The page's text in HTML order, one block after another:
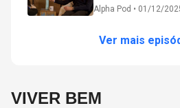
MICHAEL PHELPS
Alpha Pod • 01/12/
Ver mais
VIVER BEM